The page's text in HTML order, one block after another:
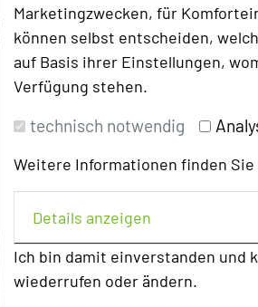
Marketingzwecken, für
können selbst entscheiden,
auf Basis ihrer Einstellungen,
Verfügung stehen.
technisch notwendig
Weitere Informationen finden
Details anzeigen
Ich bin damit einverstanden und
wiederrufen oder ändern.
30
25
45
ja
ja
Kapazität
U-Form
Tageslicht